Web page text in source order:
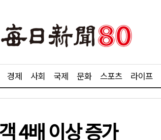
경제 사회 국제 문화 스포츠 라이프
4배 이상 증가